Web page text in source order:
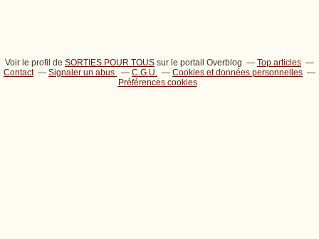
Voir le profil de SORTIES POUR TOUS sur le portail Overblog
Top articles
Contact
Signaler un abus C.G.U.
Cookies et données personnelles
Préférences cookies